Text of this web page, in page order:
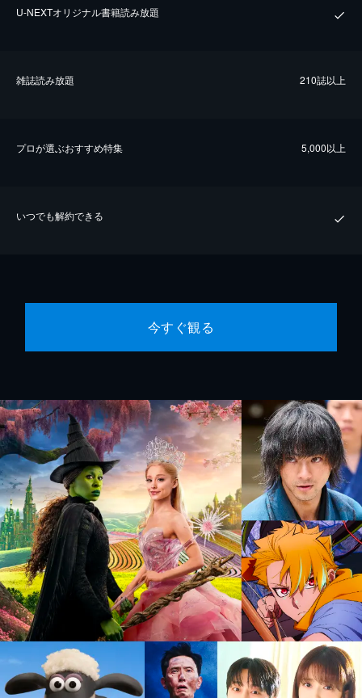
U-NEXTオリジナル書籍読み放題
雑誌読み放題 210誌以上
プロが選ぶおすすめ特集 5,000以上
いつでも解約できる
今すぐ観る